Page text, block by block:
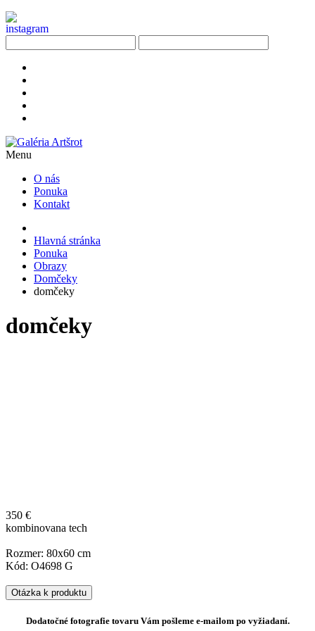
Menu
O nás
Ponuka
Kontakt
Hlavná stránka
Ponuka
Obrazy
Domčeky
domčeky
domčeky
350 €
kombinovana tech
Rozmer: 80x60 cm
Kód: O4698 G
Otázka k produktu
Dodatočné fotografie tovaru Vám pošleme e-mailom po vyžiadaní.